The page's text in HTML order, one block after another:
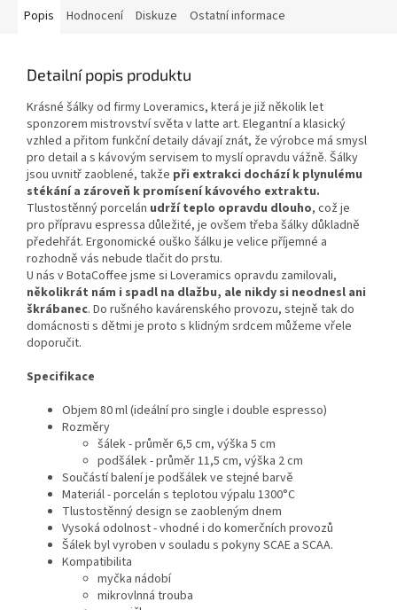
Popis Hodnocení Diskuze Ostatní informace
Detailní popis produktu
Krásné šálky od firmy Loveramics, která je již několik let
sponzorem mistrovství světa v latte art. Elegantní a klasický
vzhled a přitom funkční detaily dávají znát, že výrobce má smysl
pro detail a s kávovým servisem to myslí opravdu vážně. Šálky
jsou uvnitř zaoblené, takže při extrakci dochází k plynulému
stékání a zároveň k promísení kávového extraktu.
Tlustostěnný porcelán udrží teplo opravdu dlouho, což je
pro přípravu espressa důležité, je ovšem třeba šálky důkladně
předehřát. Ergonomické ouško šálku je velice příjemné a
rozhodně vás nebude tlačit do prstu.
U nás v BotaCoffee jsme si Loveramics opravdu zamilovali,
několikrát nám i spadl na dlažbu, ale nikdy si neodnesl ani
škrábanec. Do rušného kavárenského provozu, stejně tak do
domácnosti s dětmi je proto s klidným srdcem můžeme vřele
doporučit.
Specifikace
Objem 80 ml (ideální pro single i double espresso)
Rozměry
šálek - průměr 6,5 cm, výška 5 cm
podšálek - průměr 11,5 cm, výška 2 cm
Součástí balení je podšálek ve stejné barvě
Materiál - porcelán s teplotou výpalu 1300°C
Tlustostěnný design se zaobleným dnem
Vysoká odolnost - vhodné i do komerčních provozů
Šálek byl vyroben v souladu s pokyny SCAE a SCAA.
Kompatibilita
myčka nádobí
mikrovlnná trouba